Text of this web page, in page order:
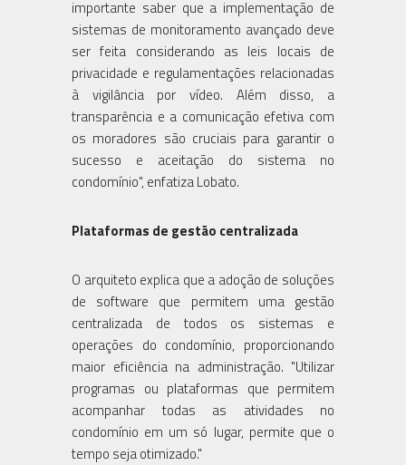
importante saber que a implementação de
sistemas de monitoramento avançado deve
ser feita considerando as leis locais de
privacidade e regulamentações relacionadas
à vigilância por vídeo. Além disso, a
transparência e a comunicação efetiva com
os moradores são cruciais para garantir o
sucesso e aceitação do sistema no
condomínio", enfatiza Lobato.
Plataformas de gestão centralizada
O arquiteto explica que a adoção de soluções
de software que permitem uma gestão
centralizada de todos os sistemas e
operações do condomínio, proporcionando
maior eficiência na administração. "Utilizar
programas ou plataformas que permitem
acompanhar todas as atividades no
condomínio em um só lugar, permite que o
tempo seja otimizado."